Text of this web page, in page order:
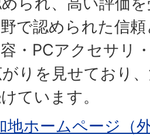
で認められた信
・PCアクセサリ
りを見せており
ています。
地ホームページ（